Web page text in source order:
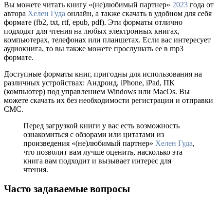
Вы можете читать книгу «(не)любимый партнер» 2023 года от
автора Хелен Гуда онлайн, а также скачать в удобном для себя
формате (fb2, txt, rtf, epub, pdf). Эти форматы отлично
подходят для чтения на любых электронных книгах,
компьютерах, телефонах или планшетах. Если вас интересует
аудиокнига, то вы также можете прослушать ее в mp3
формате.
Доступные форматы книг, пригодны для использования на
различных устройствах: Андроид, iPhone, iPad, ПК
(компьютер) под управлением Windows или MacOs. Вы
можете скачать их без необходимости регистрации и отправки
СМС.
Перед загрузкой книги у вас есть возможность
ознакомиться с обзорами или цитатами из
произведения «(не)любимый партнер» Хелен Гуда,
что позволит вам лучше оценить, насколько эта
книга вам подходит и вызывает интерес для
чтения.
Часто задаваемые вопросы